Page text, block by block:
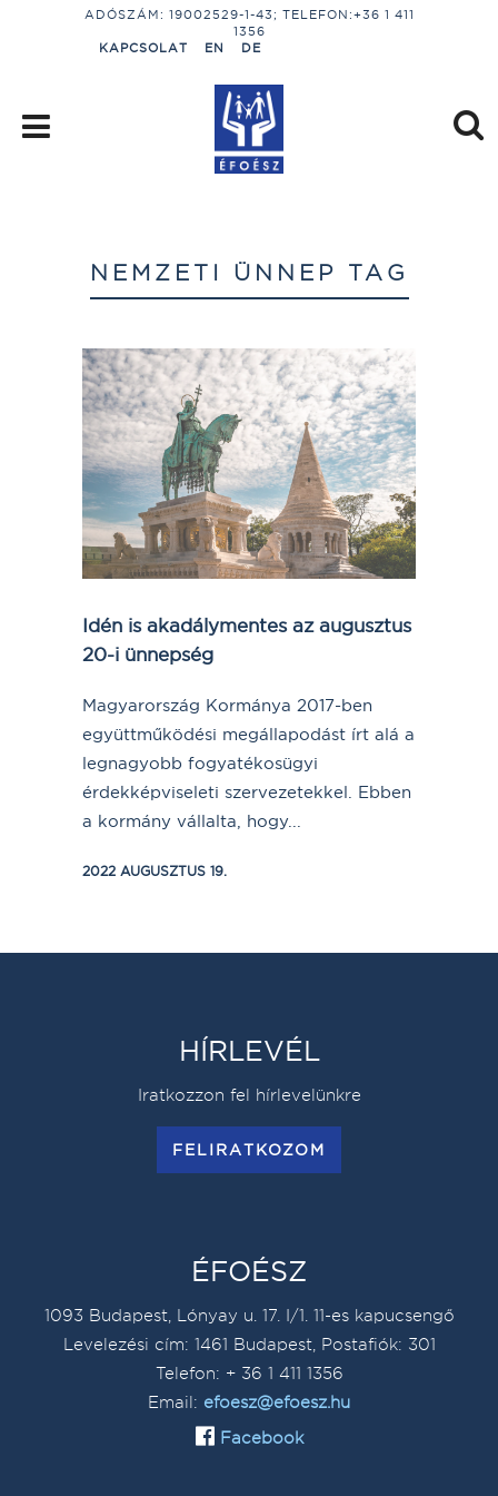
ADÓSZÁM: 19002529-1-43; TELEFON:+36 1 411
1356
KAPCSOLAT
EN DE
NEMZETI ÜNNEP TAG
Idén is akadálymentes az augusztus
20-i ünnepség
Magyarország Kormánya 2017-ben
együttműködési megállapodást írt alá a
legnagyobb fogyatékosügyi
érdekképviseleti szervezetekkel. Ebben
a kormány vállalta, hogy...
2022 AUGUSZTUS 19.
HÍRLEVÉL
Iratkozzon fel hírlevelünkre
FELIRATKOZOM
ÉFOÉSZ
1093 Budapest, Lónyay u. 17. I/1. 11-es kapucsengő
Levelezési cím: 1461 Budapest, Postafiók: 301
Telefon: + 36 1 411 1356
Email: efoesz@efoesz.hu
Facebook